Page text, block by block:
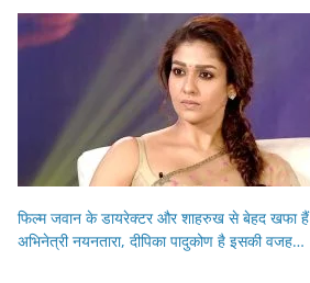
फिल्म जवान के डायरेक्टर और शाहरुख से बेहद खफा हैं
अभिनेत्री नयनतारा, दीपिका पादुकोण है इसकी वजह…